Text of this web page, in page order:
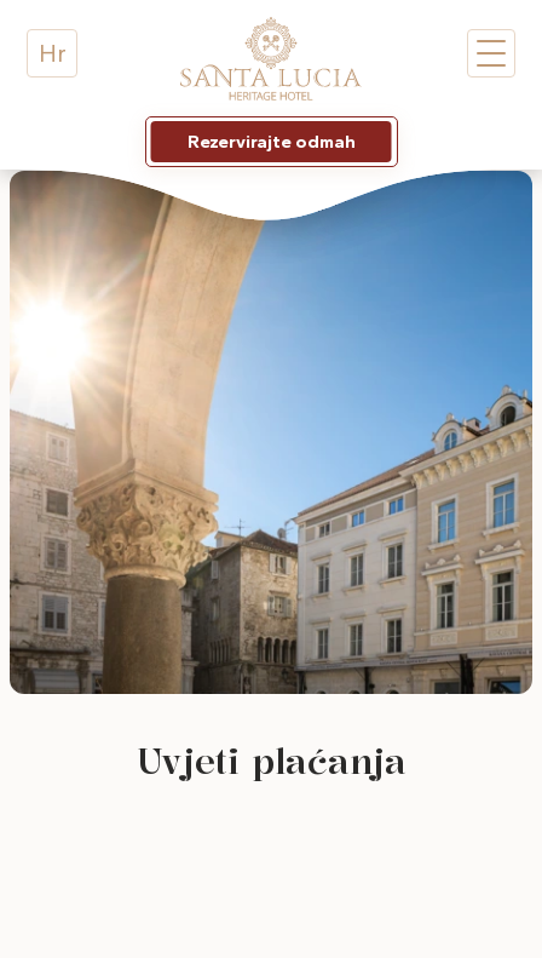
Hr
Rezervirajte odmah
Uvjeti plaćanja